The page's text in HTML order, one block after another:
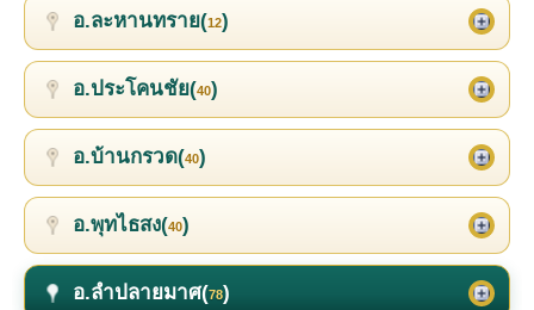
อ.ละหานทราย(12)
อ.ประโคนชัย(40)
อ.บ้านกรวด(40)
อ.พุทไธสง(40)
อ.ลำปลายมาศ(78)